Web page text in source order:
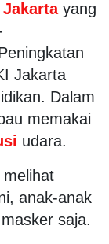
Jakarta yang
Jakarta
Dalam
memakai
udara.
anak-anak
saja.